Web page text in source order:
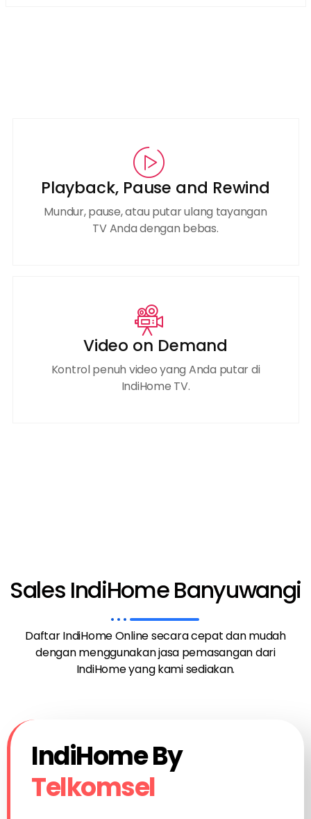
Playback, Pause and Rewind
Mundur, pause, atau putar ulang tayangan
TV Anda dengan bebas.
Video on Demand
Kontrol penuh video yang Anda putar di
IndiHome TV.
Sales IndiHome Banyuwangi
Daftar IndiHome Online secara cepat dan mudah
dengan menggunakan jasa pemasangan dari
IndiHome yang kami sediakan.
IndiHome By
Telkomsel